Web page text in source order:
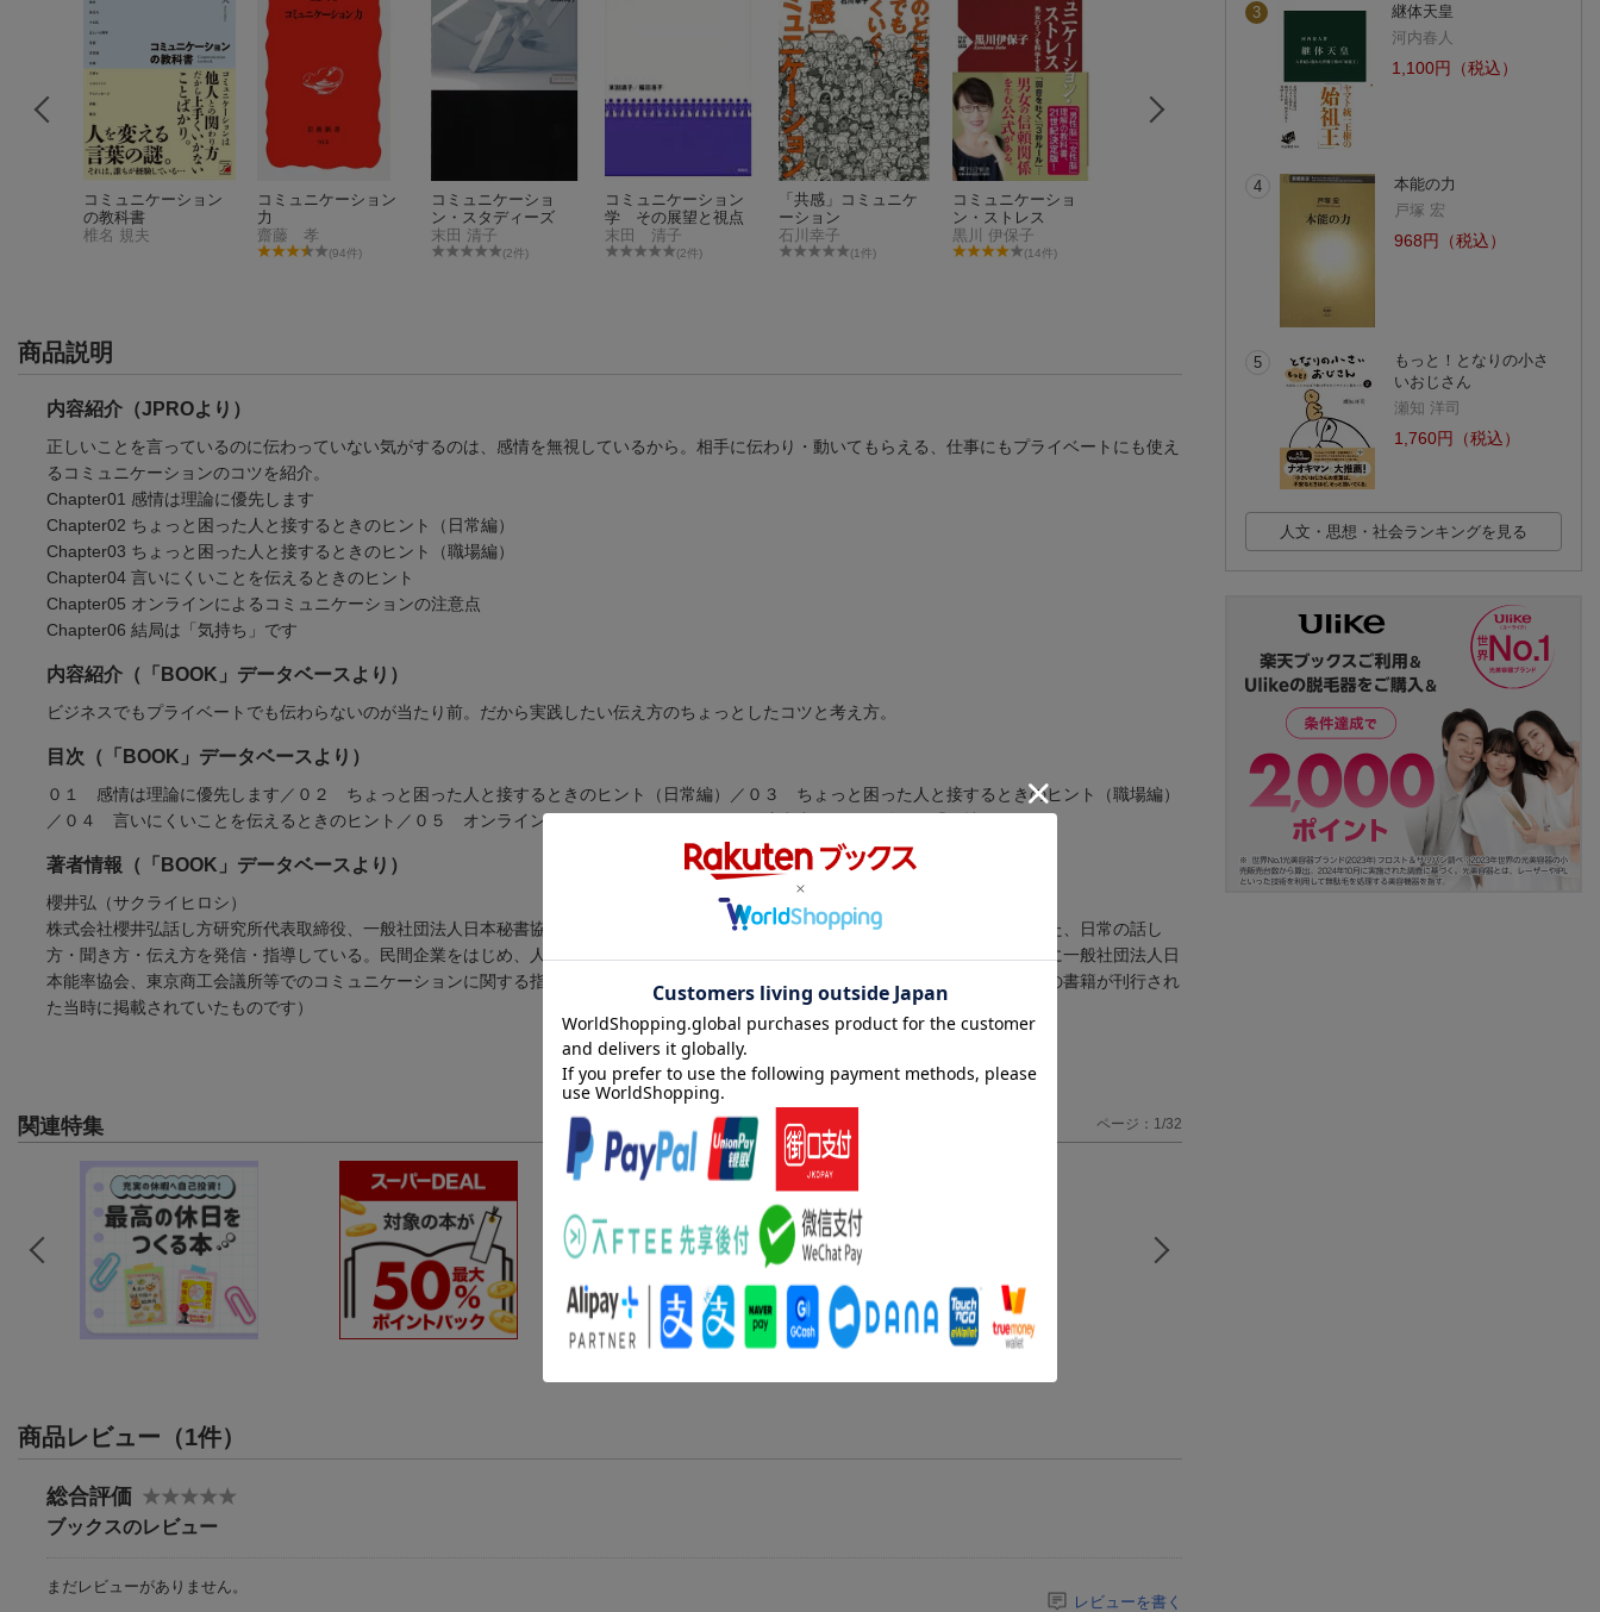
コミュニケーション
の教科書
椎名 規夫
コミュニケーション
力
齋藤 孝
(94件)
コミュニケーショ
ン・スタディーズ
末田 清子
(2件)
コミュニケーション
学 その展望と視点
末田 清子
(2件)
「共感」コミュニケ
ーション
石川幸子
(1件)
コミュニケーショ
ン・ストレス
黒川 伊保子
(14件)
エンジニア・コミュ
ニケーション
斎藤和明
田原 総一朗
商品説明
内容紹介（JPROより）
正しいことを言っているのに伝わっていない気がするのは、感情を無視しているから。相手に伝わり・動いてもらえる、仕事にもプライベートにも使え
るコミュニケーションのコツを紹介。
Chapter01 感情は理論に優先します
Chapter02 ちょっと困った人と接するときのヒント（日常編）
Chapter03 ちょっと困った人と接するときのヒント（職場編）
Chapter04 言いにくいことを伝えるときのヒント
Chapter05 オンラインによるコミュニケーションの注意点
Chapter06 結局は「気持ち」です
内容紹介（「BOOK」データベースより）
ビジネスでもプライベートでも伝わらないのが当たり前。だから実践したい伝え方のちょっとしたコツと考え方。
目次（「BOOK」データベースより）
０１ 感情は理論に優先します／０２ ちょっと困った人と接するときのヒント（日常編）／０３ ちょっと困った人と接するときのヒント（職場編）
／０４ 言いにくいことを伝えるときのヒント／０５ オンラインによるコミュニケーションの注意点／０６ 結局は「気持ち」です
著者情報（「BOOK」データベースより）
櫻井弘（サクライヒロシ）
株式会社櫻井弘話し方研究所代表取締役、一般社団法人日本秘書協会認定講師。東京都港区出身。コミュニケーションの原則に基づいた、日常の話し
方・聞き方・伝え方を発信・指導している。民間企業をはじめ、人事院、各省庁、自治大学校などの官公庁・県・市町村職員研修並びに一般社団法人日
本能率協会、東京商工会議所等でのコミュニケーションに関する指導・啓発を行ない、クライアントは２，０００以上（本データはこの書籍が刊行され
た当時に掲載されていたものです）
関連特集 ページ：1/32
商品レビュー（1件）
総合評価
ブックスのレビュー
まだレビューがありません。
レビューを書く
3
継体天皇
河内春人
1,100円（税込）
4
本能の力
戸塚 宏
968円（税込）
5
もっと！となりの小さ
いおじさん
瀬知 洋司
1,760円（税込）
人文・思想・社会ランキングを見る